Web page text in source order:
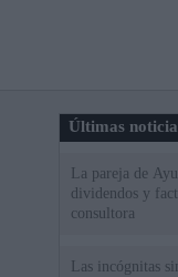
Últimas
La pareja de
dividendos y
consultora
Las incógnitas